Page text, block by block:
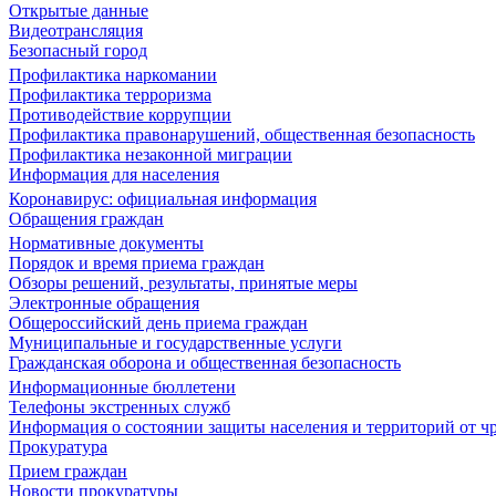
Открытые данные
Видеотрансляция
Безопасный город
Профилактика наркомании
Профилактика терроризма
Противодействие коррупции
Профилактика правонарушений, общественная безопасность
Профилактика незаконной миграции
Информация для населения
Коронавирус: официальная информация
Обращения граждан
Нормативные документы
Порядок и время приема граждан
Обзоры решений, результаты, принятые меры
Электронные обращения
Общероссийский день приема граждан
Муниципальные и государственные услуги
Гражданская оборона и общественная безопасность
Информационные бюллетени
Телефоны экстренных служб
Информация о состоянии защиты населения и территорий от
Прокуратура
Прием граждан
Новости прокуратуры